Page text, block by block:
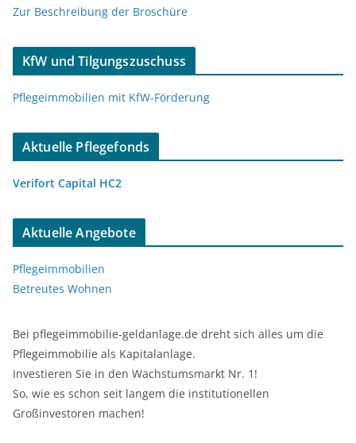
Zur Beschreibung der Broschüre
KfW und Tilgungszuschuss
Pflegeimmobilien mit KfW-Förderung
Aktuelle Pflegefonds
Verifort Capital HC2
Aktuelle Angebote
Pflegeimmobilien
Betreutes Wohnen
Bei pflegeimmobilie-geldanlage.de dreht sich alles um die
Pflegeimmobilie als Kapitalanlage.
Investieren Sie in den Wachstumsmarkt Nr. 1!
So, wie es schon seit langem die institutionellen
Großinvestoren machen!